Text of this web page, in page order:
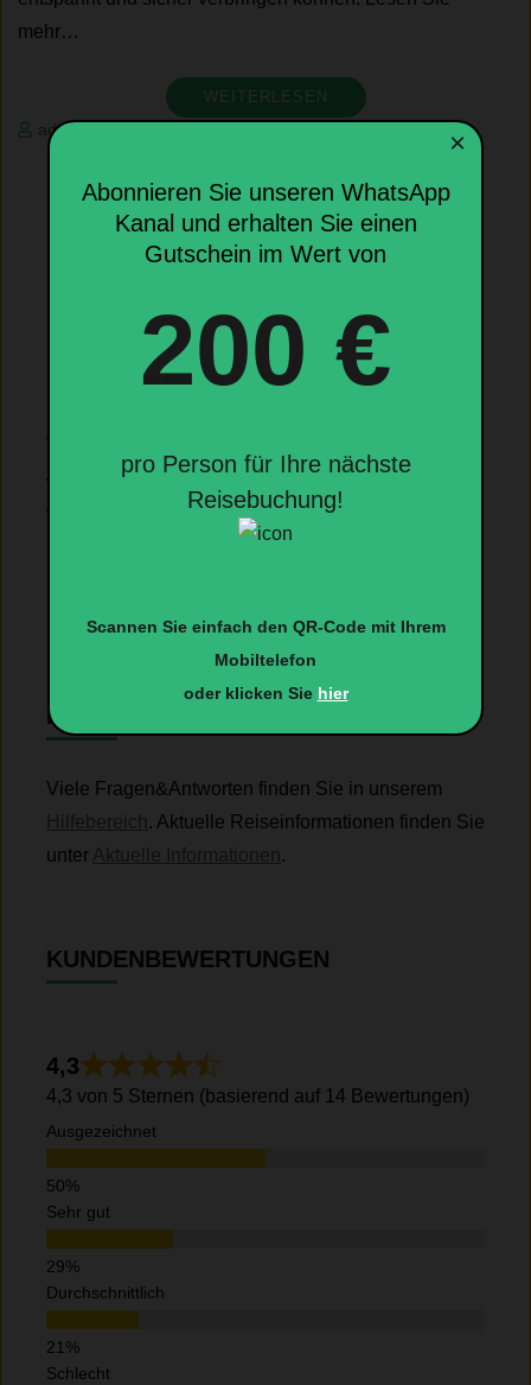
mehr…
WEITERLESEN
admin
SIE ERREICHEN UNSER
TEL.: 04431 – 748 9440
oder nutzen Sie unseren
RÜCKRUFSERVICE
Viele Fragen&Antworten finden Sie in unserem
. Aktuelle Reiseinformationen finden Sie
unter
.
KUNDENBEWERTUNGEN
4,3
4,3 von 5 Sternen (basierend auf 14 Bewertungen)
Ausgezeichnet
Sehr gut
Durchschnittlich
Schlecht
Abonnieren Sie unseren WhatsApp
Kanal und erhalten Sie einen
Gutschein im Wert von
200 €
pro Person für Ihre nächste
Reisebuchung!
Scannen Sie einfach den QR-Code mit Ihrem
Mobiltelefon
oder klicken Sie hier
×